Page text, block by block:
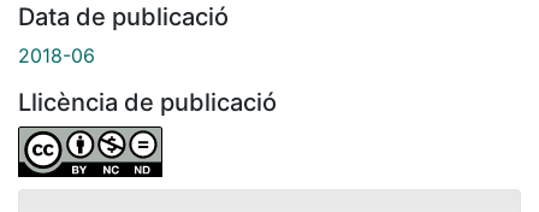
Data de publicació
2018-06
Llicència de publicació